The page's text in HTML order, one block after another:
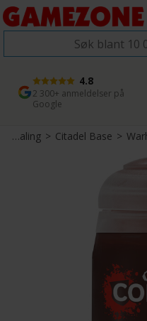
4.8
2 300+ anmeldelser på
Google
1 dags levering
Bestill innen kl. 12
Maling>Citadel Base>